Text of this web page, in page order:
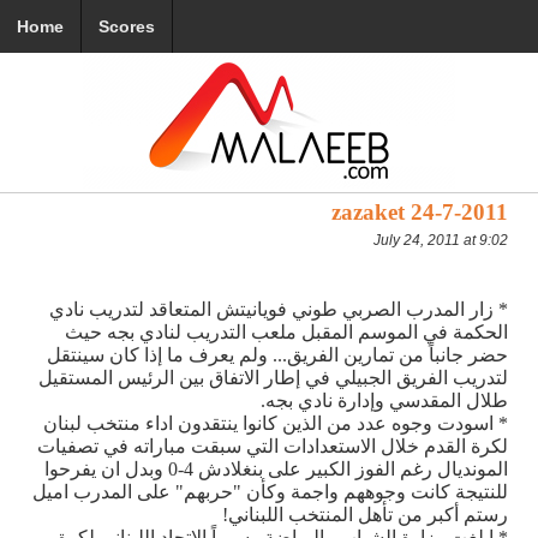
Home Scores
zazaket 24-7-2011
July 24, 2011 at 9:02
* زار المدرب الصربي طوني فويانيتش المتعاقد لتدريب نادي
الحكمة في الموسم المقبل ملعب التدريب لنادي بجه حيث
حضر جانباً من تمارين الفريق... ولم يعرف ما إذا كان سينتقل
لتدريب الفريق الجبيلي في إطار الاتفاق بين الرئيس المستقيل
طلال المقدسي وإدارة نادي بجه.
* اسودت وجوه عدد من الذين كانوا ينتقدون اداء منتخب لبنان
لكرة القدم خلال الاستعدادات التي سبقت مباراته في تصفيات
المونديال رغم الفوز الكبير على بنغلادش 4-0 وبدل ان يفرحوا
للنتيجة كانت وجوههم واجمة وكأن "حربهم" على المدرب اميل
رستم أكبر من تأهل المنتخب اللبناني!